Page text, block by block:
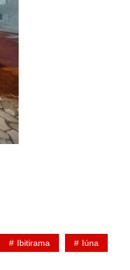
Ibitirama Iúna